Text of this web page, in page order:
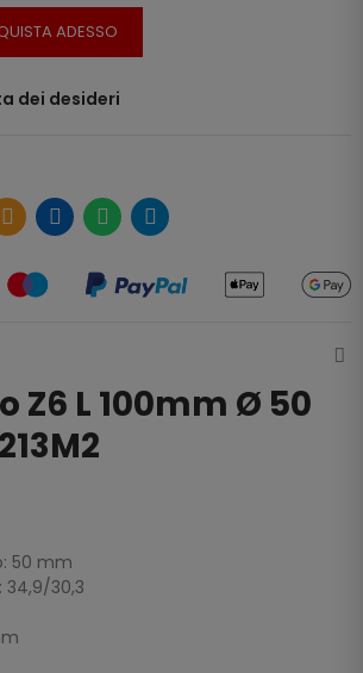
ADESSO
dei desideri
Z6 L 100mm Ø 50
50 mm
30,3